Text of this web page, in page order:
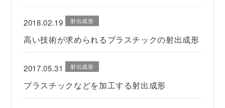
2018.02.19 射出成形
高い技術が求められるプラスチックの射出成形
2017.05.31 射出成形
プラスチックなどを加工する射出成形